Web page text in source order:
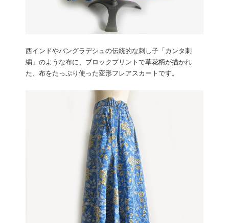
西インドやバングラデシュの伝統的な刺し子「カンタ刺
繍」のような布に、ブロックプリントで草花柄が描かれ
た、布をたっぷり使った変形フレアスカートです。